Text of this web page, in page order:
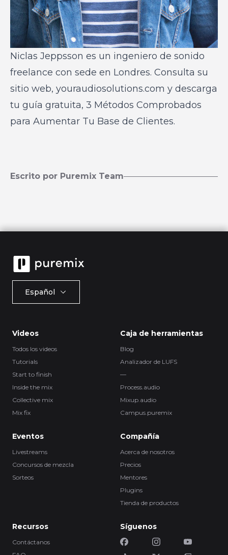
Niclas Jeppsson es un ingeniero de sonido
freelance con sede en Londres. Consulta su
sitio web, youraudiosolutions.com y descarga
tu guía gratuita, 3 Métodos Comprobados
para Aumentar Tu Base de Clientes.
Escrito por Puremix Team
Español
Videos
Todos los videos
Tutorials
Start to finish
Inside the mix
Collective mix
Mix fix
Caja de herramientas
Blog
Analizador de LUFS
—
Process.audio
Mixup.audio
Campus.puremix
Eventos
Livestreams
Concursos de mezcla
Sorteos
Compañía
Acerca de nosotros
Precios
Mentores
Plugins
Tienda de productos
Recursos
Contáctanos
Síguenos